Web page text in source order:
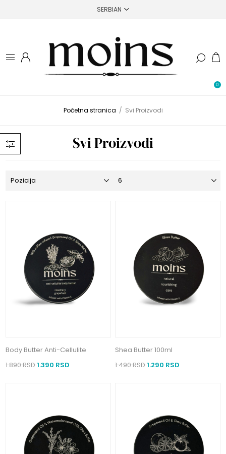
0
Početna stranica / Svi Proizvodi
Svi Proizvodi
Body Butter Anti-Cellulite
1.890 RSD1.390 RSD
Shea Butter 100ml
1.490 RSD1.290 RSD